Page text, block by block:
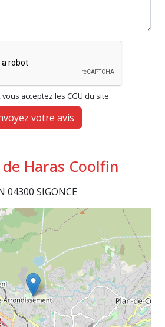
vous acceptez les CGU du site.
votre avis
Haras Coolfin
04300 SIGONCE